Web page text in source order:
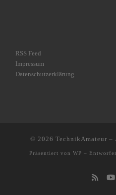
RSS Feed
Impressum
Datenschutzerklärung
© 2026 TechnikAmateur –
Präsentiert von WP –